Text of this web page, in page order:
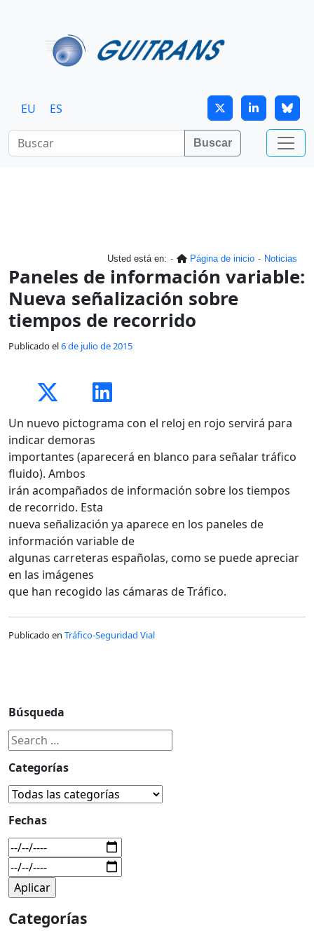
EU ES
Buscar
Usted está en: Página de inicio Noticias
Paneles de información variable:
Nueva señalización sobre
tiempos de recorrido
Publicado el6 de julio de 2015
Un nuevo pictograma con el reloj en rojo servirá para
indicar demoras
importantes (aparecerá en blanco para señalar tráfico
fluido). Ambos
irán acompañados de información sobre los tiempos
de recorrido. Esta
nueva señalización ya aparece en los paneles de
información variable de
algunas carreteras españolas, como se puede apreciar
en las imágenes
que han recogido las cámaras de Tráfico.
Publicado en Tráfico-Seguridad Vial
Búsqueda
Categorías
Fechas
Categorías